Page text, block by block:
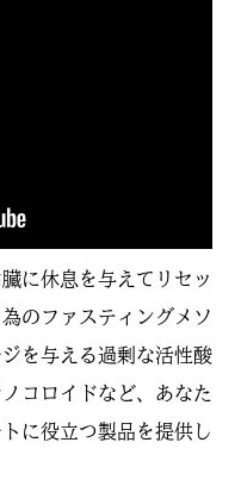
に休息を与えてリセッ
のファスティングメソ
を与える過剰な活性酸
コロイドなど、あなた
に役立つ製品を提供し